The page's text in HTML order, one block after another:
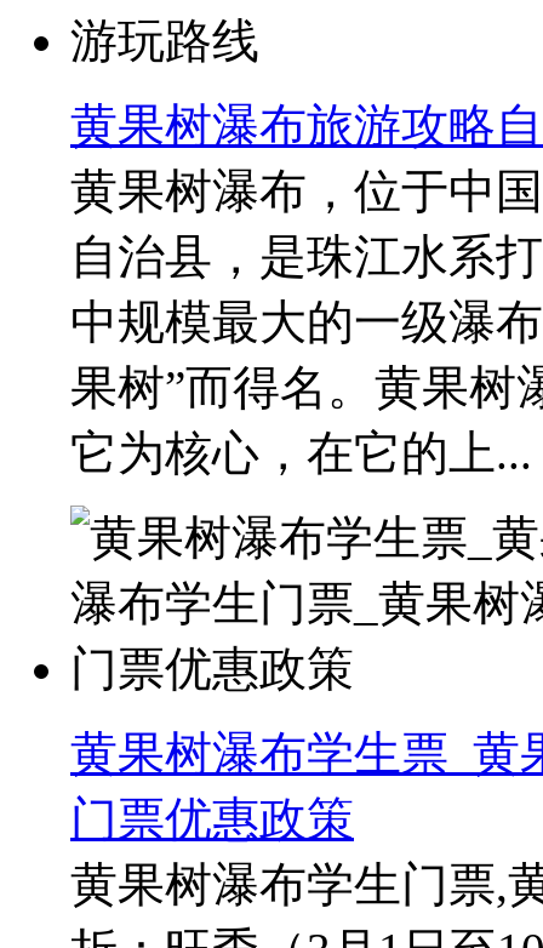
黄果树瀑布旅游攻略
黄果树瀑布，位于中
自治县，是珠江水系
中规模最大的一级瀑
果树”而得名。黄果树
它为核心，在它的上...
黄果树瀑布学生票_黄
门票优惠政策
黄果树瀑布学生门票,